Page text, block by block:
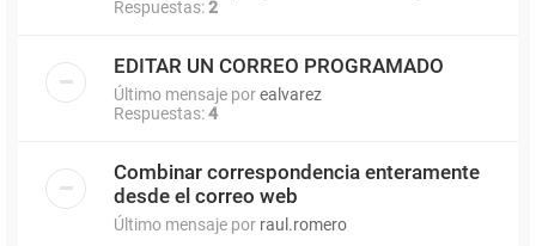
Respuestas:2
EDITAR UN CORREO PROGRAMADO
Último mensaje porealvarez
Respuestas:4
Combinar correspondencia enteramente
desde el correo web
Último mensaje por raul.romero